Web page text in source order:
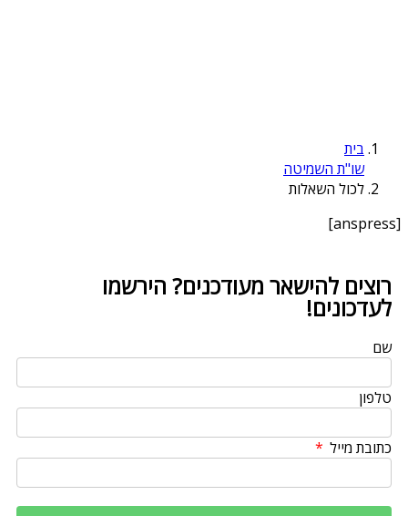
בית
שו"ת השמיטה
לכול השאלות
[anspress]
רוצים להישאר מעודכנים? הירשמו
לעדכונים!
שם
טלפון
כתובת מייל